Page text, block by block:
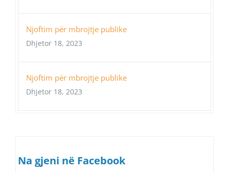
Njoftim për mbrojtje publike
Dhjetor 18, 2023
Njoftim për mbrojtje publike
Dhjetor 18, 2023
Na gjeni në Facebook